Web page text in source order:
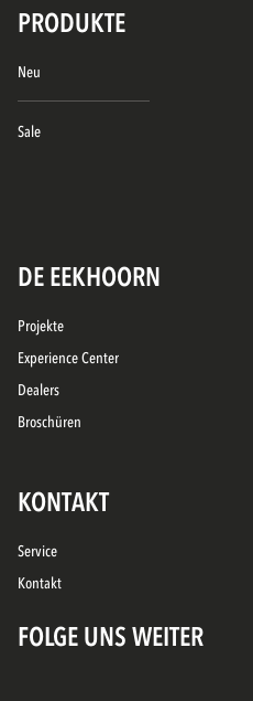
PRODUKTE
Neu
Sale
DE EEKHOORN
Projekte
Experience Center
Dealers
Broschüren
KONTAKT
Service
Kontakt
FOLGE UNS WEITER